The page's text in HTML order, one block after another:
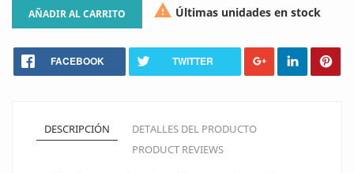
AÑADIR AL CARRITO  Últimas unidades en stock
FACEBOOK TWITTER
DESCRIPCIÓN
DETALLES DEL PRODUCTO
PRODUCT REVIEWS